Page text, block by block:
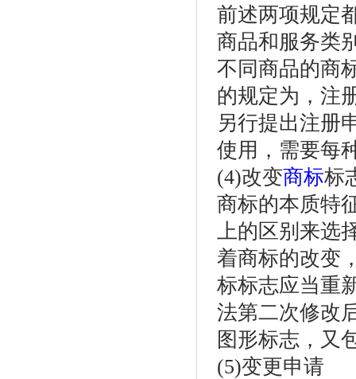
前述两项规定
商品和服务类
不同商品的商
的规定为，注
另行提出注册
使用，需要每
(4)改变商标标
商标的本质特
上的区别来选
着商标的改变
标标志应当重
法第二次修改
图形标志，又
(5)变更申请